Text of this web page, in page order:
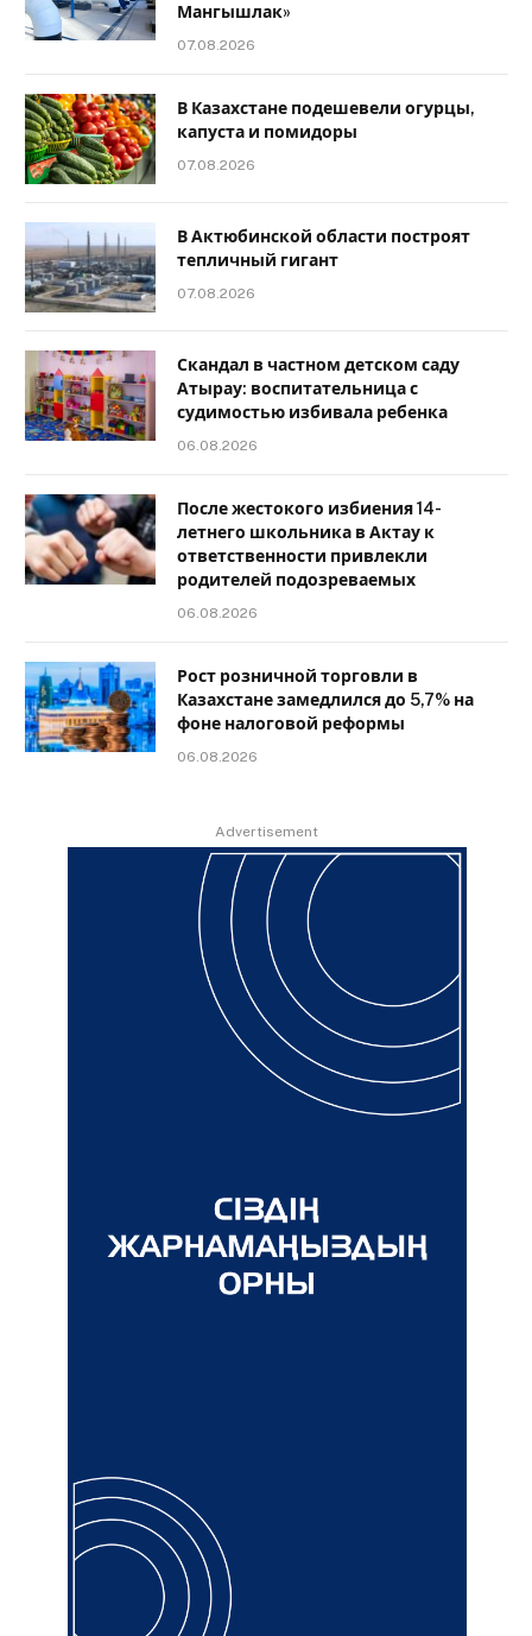
Мангышлак»
07.08.2026
В Казахстане подешевели огурцы,
капуста и помидоры
07.08.2026
В Актюбинской области построят
тепличный гигант
07.08.2026
Скандал в частном детском саду
Атырау: воспитательница с
судимостью избивала ребенка
06.08.2026
После жестокого избиения 14-
летнего школьника в Актау к
ответственности привлекли
родителей подозреваемых
06.08.2026
Рост розничной торговли в
Казахстане замедлился до 5,7% на
фоне налоговой реформы
06.08.2026
Advertisement